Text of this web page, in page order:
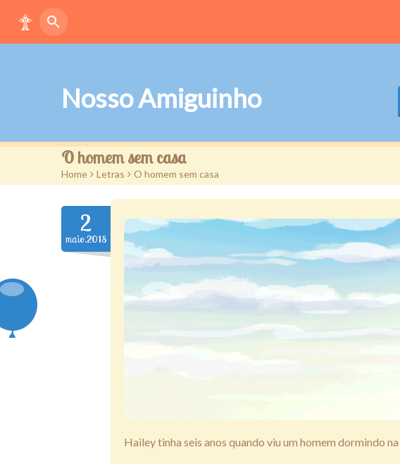
Nosso Amiguinho
O homem sem casa
Home > Letras > O homem sem casa
2
maio.2018
Hailey tinha seis anos quando viu um homem dormindo